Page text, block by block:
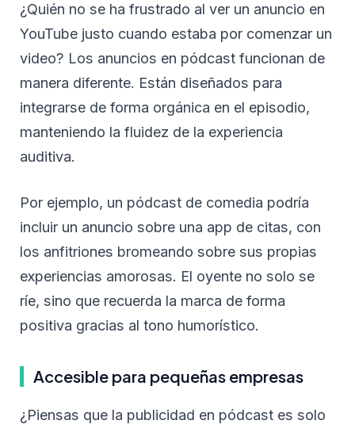
¿Quién no se ha frustrado al ver un anuncio en
YouTube justo cuando estaba por comenzar un
video? Los anuncios en pódcast funcionan de
manera diferente. Están diseñados para
integrarse de forma orgánica en el episodio,
manteniendo la fluidez de la experiencia
auditiva.
Por ejemplo, un pódcast de comedia podría
incluir un anuncio sobre una app de citas, con
los anfitriones bromeando sobre sus propias
experiencias amorosas. El oyente no solo se
ríe, sino que recuerda la marca de forma
positiva gracias al tono humorístico.
Accesible para pequeñas empresas
¿Piensas que la publicidad en pódcast es solo